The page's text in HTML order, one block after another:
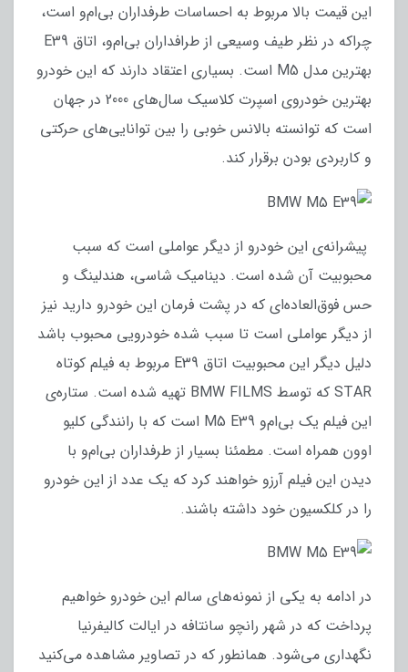
این قیمت بالا مربوط به احساسات طرفداران بی‌ام‌و است،
چراکه در نظر طیف وسیعی از طرافداران بی‌ام‌و، اتاق E39
بهترین مدل M5 است. بسیاری اعتقاد دارند که این خودرو
بهترین خودروی اسپرت کلاسیک سال‌های 2000 در جهان
است که توانسته بالانس خوبی را بین توانایی‌های حرکتی
و کاربردی بودن برقرار کند.
پیشرانه‌ی این خودرو از دیگر عواملی است که سبب
محبوبیت آن شده است. دینامیک شاسی، هندلینگ و
حس فوق‌العاده‌ای که در پشت فرمان این خودرو دارید نیز
از دیگر عواملی است تا سبب شده خودرویی محبوب باشد
دلیل دیگر این محبوبیت اتاق E39 مربوط به فیلم کوتاه
STAR که توسط BMW FILMS تهیه شده است. ستاره‌ی
این فیلم یک بی‌‌ام‌و M5 E39 است که با رانندگی کلیو
اوون همراه است. مطمئنا بسیار از طرفداران بی‌ام‌و با
دیدن این فیلم آرزو خواهند کرد که یک عدد از این خودرو
را در کلکسیون خود داشته باشند.
در ادامه به یکی از نمونه‌های سالم این خودرو خواهیم
پرداخت که در شهر رانچو سانتافه در ایالت کالیفرنیا
نگهداری می‌شود. همانطور که در تصاویر مشاهده می‌کنید